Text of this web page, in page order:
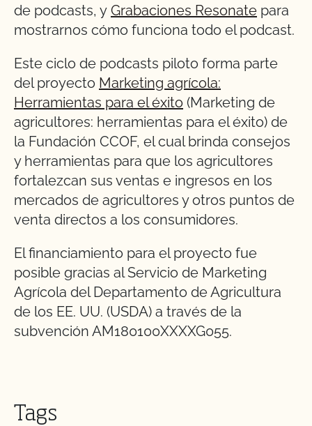
de podcasts, y Grabaciones Resonate para
mostrarnos cómo funciona todo el podcast.
Este ciclo de podcasts piloto forma parte
del proyecto Marketing agrícola:
Herramientas para el éxito (Marketing de
agricultores: herramientas para el éxito) de
la Fundación CCOF, el cual brinda consejos
y herramientas para que los agricultores
fortalezcan sus ventas e ingresos en los
mercados de agricultores y otros puntos de
venta directos a los consumidores.
El financiamiento para el proyecto fue
posible gracias al Servicio de Marketing
Agrícola del Departamento de Agricultura
de los EE. UU. (USDA) a través de la
subvención AM180100XXXXG055.
Tags